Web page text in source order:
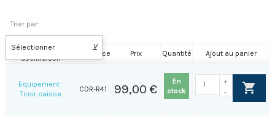
Trier par:
Sélectionner ⊻
Nom de la
déclinaison
Référence Prix Quantité Ajout au panier
Equipement :
Tiroir caisse
CDR-R41 99,00 €
En
stock
+
-